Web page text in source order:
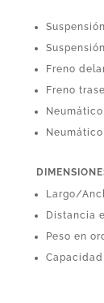
Freno
Freno
Largo/
Distancia
Peso en